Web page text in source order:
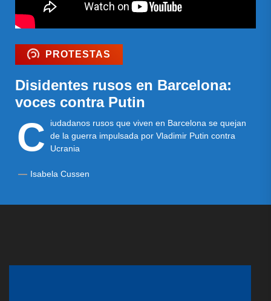
PROTESTAS
Disidentes rusos en Barcelona:
voces contra Putin
C
iudadanos rusos que viven en Barcelona se quejan
de la guerra impulsada por Vladimir Putin contra
Ucrania
Isabela Cussen